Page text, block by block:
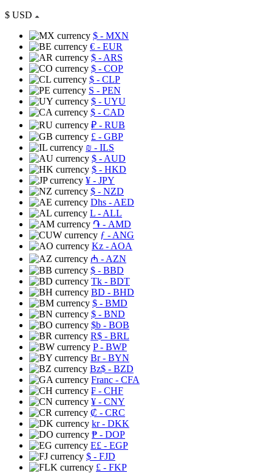
$ USD
$ - MXN
€ - EUR
$ - ARS
$ - COP
$ - CLP
S - PEN
$ - UYU
$ - CAD
₽ - RUB
£ - GBP
₪ - ILS
$ - AUD
$ - HKD
¥ - JPY
$ - NZD
Dhs - AED
L - ALL
֏ - AMD
ƒ - ANG
Kz - AOA
₼ - AZN
$ - BBD
Tk - BDT
BD - BHD
$ - BMD
$ - BND
$b - BOB
R$ - BRL
P- BWP
Br- BYN
Bz$ - BZD
Franc - CFA
₣ - CHF
¥ - CNY
₡ - CRC
kr- DKK
₱ - DOP
E£ - EGP
$ - FJD
£ - FKP